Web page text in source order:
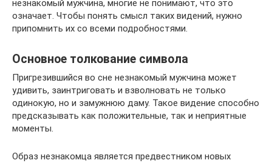
незнакомый мужчина, многие не понимают, что это
означает. Чтобы понять смысл таких видений, нужно
припомнить их со всеми подробностями.
Основное толкование символа
Пригрезившийся во сне незнакомый мужчина может
удивить, заинтриговать и взволновать не только
одинокую, но и замужнюю даму. Такое видение способно
предсказывать как положительные, так и неприятные
моменты.
Образ незнакомца является предвестником новых